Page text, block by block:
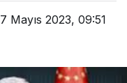
7 Mayıs 2023, 09:51